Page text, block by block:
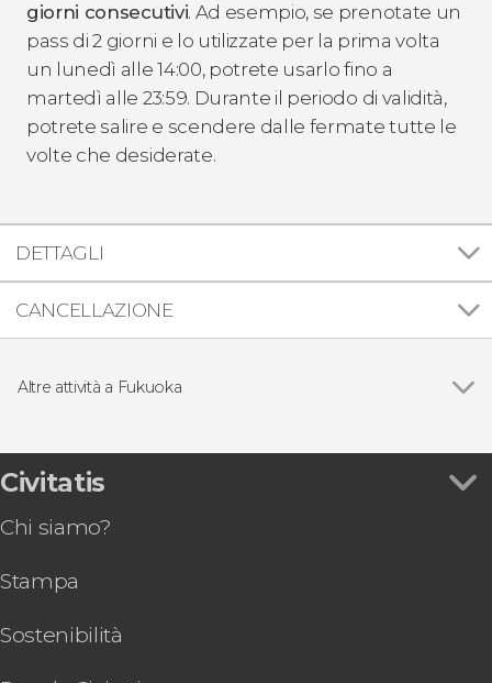
giorni consecutivi. Ad esempio, se prenotate un
pass di 2 giorni e lo utilizzate per la prima volta
un lunedì alle 14:00, potrete usarlo fino a
martedì alle 23:59. Durante il periodo di validità,
potrete salire e scendere dalle fermate tutte le
volte che desiderate.
DETTAGLI
CANCELLAZIONE
Altre attività a Fukuoka
Tessera dei trasporti di Fukuoka
Biglietti per il belvedere della Torre di Fukuoka
Civitatis
Chi siamo?
Stampa
Sostenibilità